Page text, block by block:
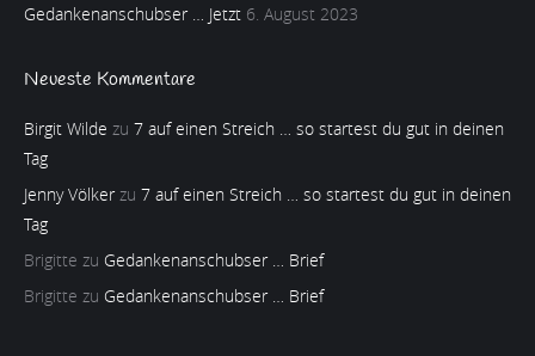
Gedankenanschubser … Jetzt 6. August 2023
Neueste Kommentare
Birgit Wilde zu 7 auf einen Streich … so startest du gut in deinen
Tag
Jenny Völkerzu 7 auf einen Streich … so startest du gut in deinen
Tag
Brigitte zu Gedankenanschubser … Brief
Brigitte zu Gedankenanschubser … Brief